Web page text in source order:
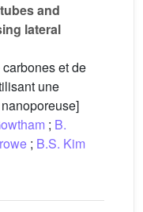
and
lateral
et de
une
; B.
; B.S. Kim